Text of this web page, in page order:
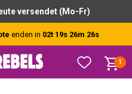
versendet (Mo-Fr)
enden in 02t 19s 26m 25s
1